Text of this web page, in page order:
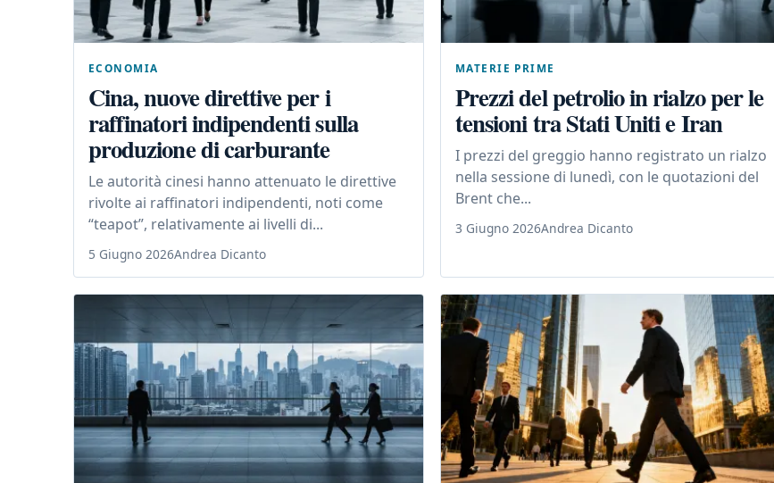
ECONOMIA
Cina, nuove direttive per i
raffinatori indipendenti sulla
produzione di carburante
Le autorità cinesi hanno attenuato le direttive
rivolte ai raffinatori indipendenti, noti come
“teapot”, relativamente ai livelli di...
5 Giugno 2026Andrea Dicanto
MATERIE PRIME
Prezzi del petrolio in rialzo per le
tensioni tra Stati Uniti e Iran
I prezzi del greggio hanno registrato un rialzo
nella sessione di lunedì, con le quotazioni del
Brent che...
3 Giugno 2026Andrea Dicanto